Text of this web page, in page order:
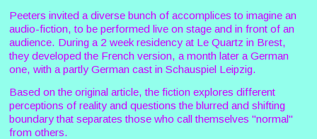
Peeters invited a diverse bunch of accomplices to imagine an
audio-fiction, to be performed live on stage and in front of an
audience. During a 2 week residency at Le Quartz in Brest,
they developed the French version, a month later a German
one, with a partly German cast in Schauspiel Leipzig.
Based on the original article, the fiction explores different
perceptions of reality and questions the blurred and shifting
boundary that separates those who call themselves "normal"
from others.